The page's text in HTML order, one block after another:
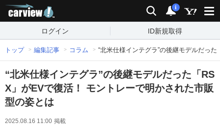
検索 通知
i
ログイン ID新規取得
トップ 編集記事 コラム “北米仕様インテグラ”の後継モデルだっ
“北米仕様インテグラ”の後継モデルだった「RS
X」がEVで復活！ モントレーで明かされた市販
型の姿とは
2025.08.16 11:00 掲載